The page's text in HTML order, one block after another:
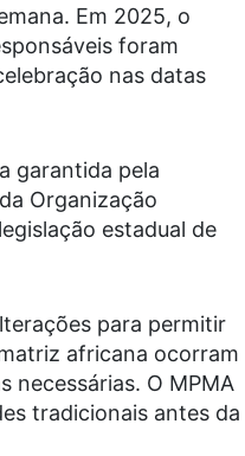
Em 2025, o
foram
nas datas
garantida pela
Organização
estadual de
para permitir
africana ocorram
necessárias. O MPMA
tradicionais antes da